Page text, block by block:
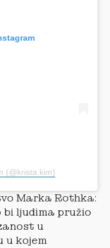
(@krista.kim)
Marka Rothka:
bi ljudima pružio
u
u kojem